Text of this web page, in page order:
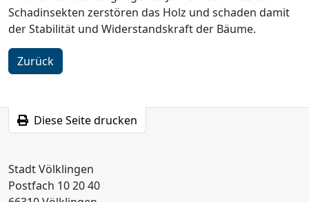
Schadinsekten zerstören das Holz und schaden damit
der Stabilität und Widerstandskraft der Bäume.
Zurück
Diese Seite drucken
Stadt Völklingen
Postfach 10 20 40